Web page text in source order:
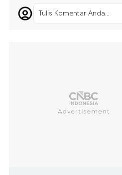
Tulis Komentar Anda...